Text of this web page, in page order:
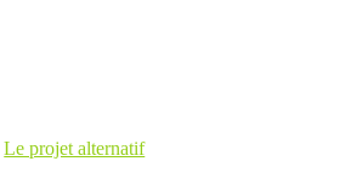
Le projet alternatif